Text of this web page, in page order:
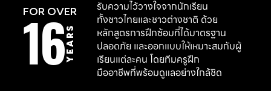
FOR OVER
16YEARS
รับความไว้วางใจจากนักเรียน
ทั้งชาวไทยและชาวต่างชาติ ด้วย
หลักสูตรการฝึกซ้อมที่ได้มาตรฐาน
ปลอดภัย และออกแบบให้เหมาะสมกับผู้
เรียนแต่ละคน โดยทีมครูฝึก
มืออาชีพที่พร้อมดูแลอย่างใกล้ชิด